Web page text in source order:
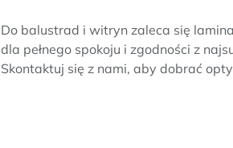
Do balustrad i witryn zaleca się
dla pełnego spokoju i zgodności z
Skontaktuj się z nami, aby dobrać